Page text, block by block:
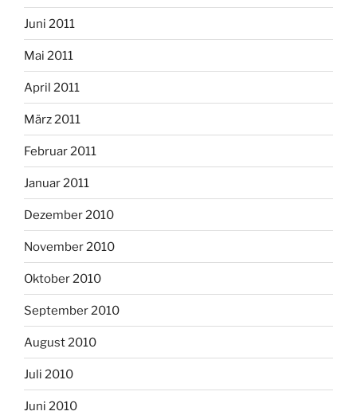
Juni 2011
Mai 2011
April 2011
März 2011
Februar 2011
Januar 2011
Dezember 2010
November 2010
Oktober 2010
September 2010
August 2010
Juli 2010
Juni 2010